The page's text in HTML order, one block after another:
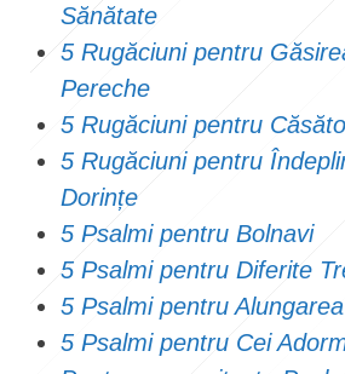
Sănătate
5 Rugăciuni pentru
Pereche
5 Rugăciuni pentru
5 Rugăciuni pentru
Dorințe
5 Psalmi pentru Bolnavi
5 Psalmi pentru Diferite
5 Psalmi pentru
5 Psalmi pentru Cei